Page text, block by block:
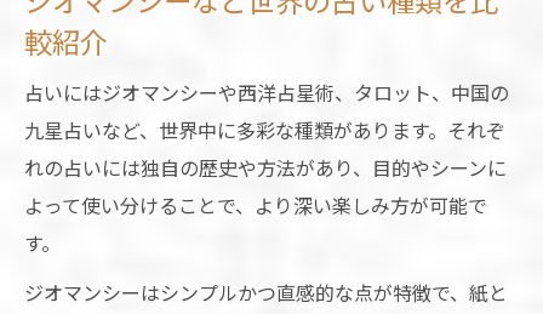
較紹介
占いにはジオマンシーや西洋占星術、タロット、中国の
九星占いなど、世界中に多彩な種類があります。それぞ
れの占いには独自の歴史や方法があり、目的やシーンに
よって使い分けることで、より深い楽しみ方が可能で
す。
ジオマンシーはシンプルかつ直感的な点が特徴で、紙と